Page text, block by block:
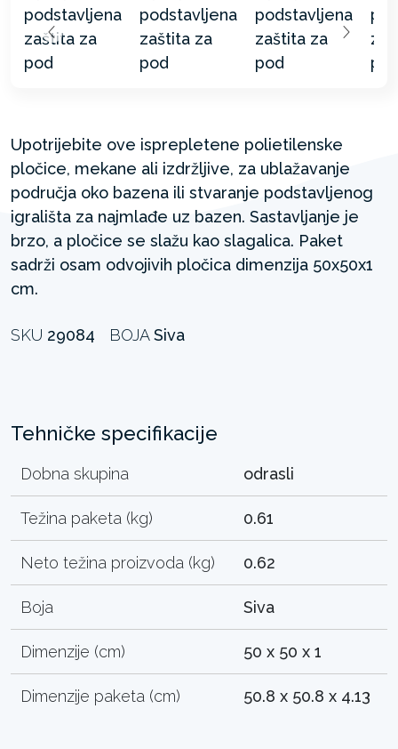
Upotrijebite ove isprepletene polietilenske
pločice, mekane ali izdržljive, za ublažavanje
područja oko bazena ili stvaranje podstavljenog
igrališta za najmlađe uz bazen. Sastavljanje je
brzo, a pločice se slažu kao slagalica. Paket
sadrži osam odvojivih pločica dimenzija 50x50x1
cm.
SKU 29084 BOJASiva
Tehničke specifikacije
Dobna skupina odrasli
Težina paketa (kg) 0.61
Neto težina proizvoda (kg) 0.62
Boja Siva
Dimenzije (cm) 50 x 50 x 1
Dimenzije paketa (cm) 50.8 x 50.8 x 4.13